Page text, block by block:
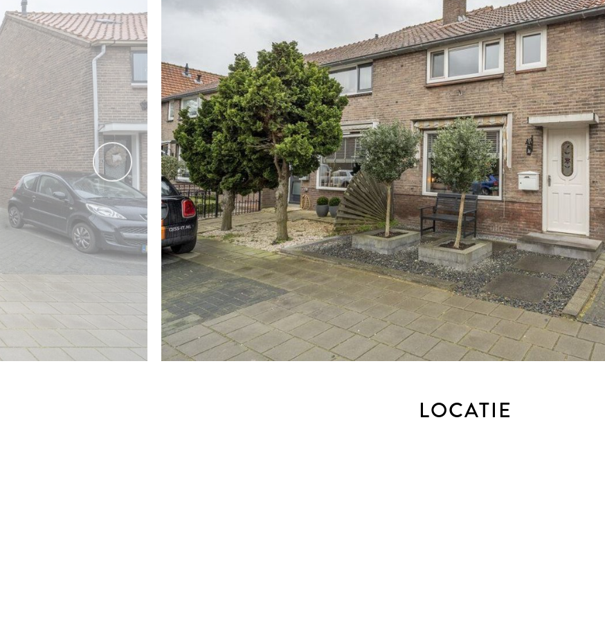
een vlizotrap toegang tot de zeer ruime vliering (over de gehele breedte van de woning) waar de Cv-ketel hangt,
In de slaapkamer aan de voorzijde staat een grote kast met hang- en leggedeelte, deze blijft achter. De ouderkamer
gezellig uitzicht op de tuin. Het is ook in hartje zomer goed vertoeven in de kamer door de in 2020 aangebrachte
In 2018 is over de gehele verdieping een houtlook laminaatvloer gelegd, zijn de muren glad gestuct en is de trap naar
TUIN
Zowel de voor- als achtertuin zijn gezellig maar toch onderhoudsvrij ingericht. De, met sierbestrating gelegde,
wateraansluiting. De tuin heeft een sfeervolle overkapping met stijgerhouten bank met kussens (blijft achter) voor
werken met familie of vrienden. Daarnaast is er een stenen berging (voorjaar 2020 geverfd) te vinden welke is
te bereiken via een poort aan de voorzijde van de tuin.
---------- AFMETINGEN ---------
Bekijk voor de afmetingen bijgevoegde plattegronden.
---------- ALGEMEEN ----------
vorige
LOCATIE